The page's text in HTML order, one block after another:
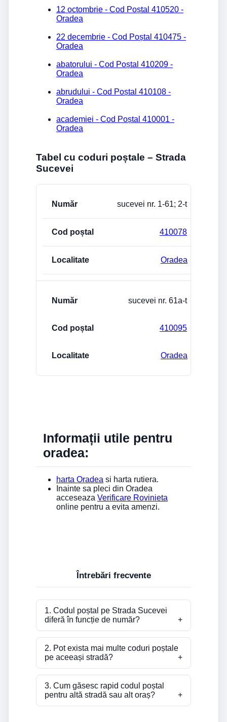
12 octombrie - Cod Poștal 410520 -
Oradea
22 decembrie - Cod Poștal 410475 -
Oradea
abatorului - Cod Poștal 410209 -
Oradea
abrudului - Cod Poștal 410108 -
Oradea
academiei - Cod Poștal 410001 -
Oradea
Tabel cu coduri poștale – Strada
Sucevei
sucevei nr. 1-61; 2-t
410078
Oradea
sucevei nr. 61a-t
410095
Oradea
Informații utile pentru
oradea:
harta Oradea si harta rutiera.
Inainte sa pleci din Oradea
acceseaza Verificare Rovinieta
online pentru a evita amenzi.
Întrebări frecvente
1. Codul poștal pe Strada Sucevei
diferă în funcție de număr?
2. Pot exista mai multe coduri poștale
pe aceeași stradă?
3. Cum găsesc rapid codul poștal
pentru altă stradă sau alt oraș?